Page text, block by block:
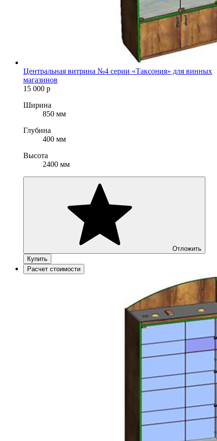
Центральная витрина №4 серии «Таксония» для винных
магазинов
15 000 р
Ширина
850 мм
Глубина
400 мм
Высота
2400 мм
Отложить
Купить
Расчет стоимости